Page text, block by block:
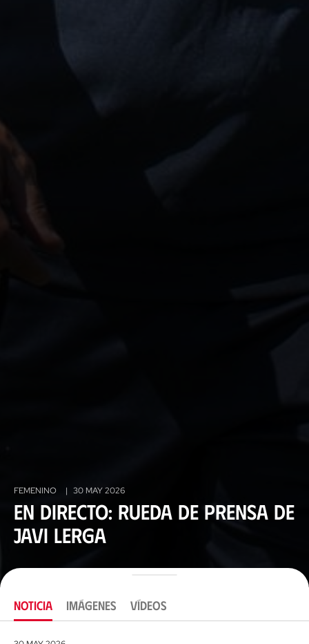
FEMENINO | 30 MAY 2026
En directo: rueda de prensa de
Javi Lerga
NOTICIA IMÁGENES VÍDEOS